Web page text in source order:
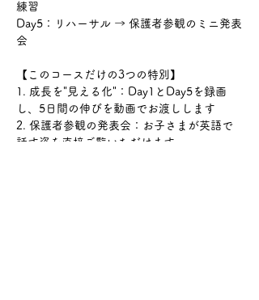
練習
Day5：リハーサル → 保護者参観のミニ発表
会
【このコースだけの3つの特別】
1. 成長を"見える化"：Day1とDay5を録画
し、5日間の伸びを動画でお渡しします
2. 保護者参観の発表会：お子さまが英語で
話す姿を直接ご覧いただけます